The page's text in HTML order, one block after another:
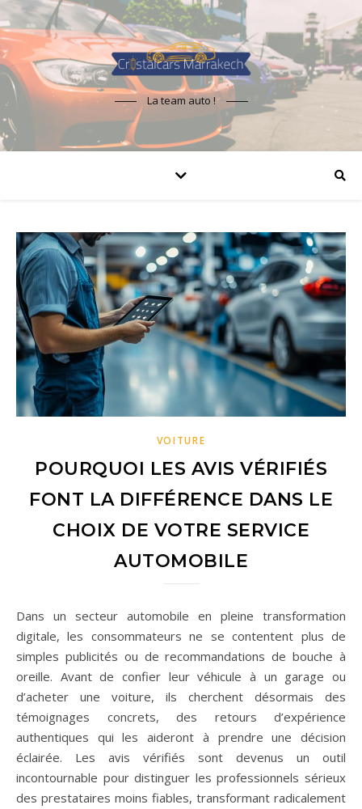
La team auto !
VOITURE
POURQUOI LES AVIS VÉRIFIÉS
FONT LA DIFFÉRENCE DANS LE
CHOIX DE VOTRE SERVICE
AUTOMOBILE
Dans un secteur automobile en pleine transformation
digitale, les consommateurs ne se contentent plus de
simples publicités ou de recommandations de bouche à
oreille. Avant de confier leur véhicule à un garage ou
d’acheter une voiture, ils cherchent désormais des
témoignages concrets, des retours d’expérience
authentiques qui les aideront à prendre une décision
éclairée. Les avis vérifiés sont devenus un outil
incontournable pour distinguer les professionnels sérieux
des prestataires moins fiables, transformant radicalement